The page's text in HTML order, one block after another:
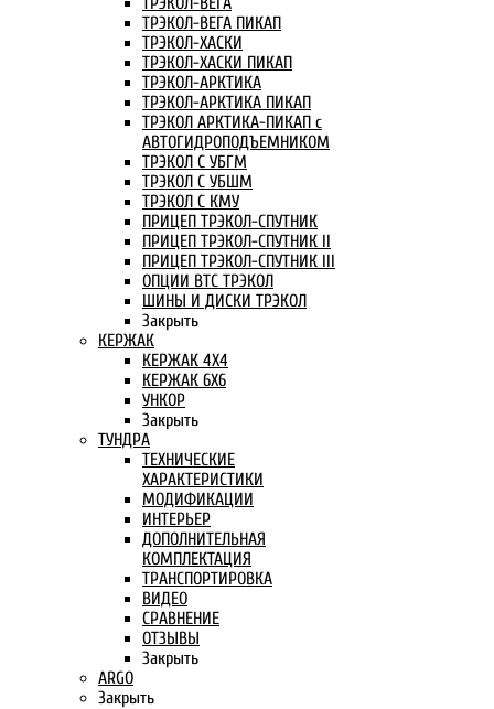
ТРЭКОЛ-ВЕГА ПИКАП
ТРЭКОЛ-ХАСКИ
ТРЭКОЛ-ХАСКИ ПИКАП
ТРЭКОЛ-АРКТИКА
ТРЭКОЛ-АРКТИКА ПИКАП
ТРЭКОЛ АРКТИКА-ПИКАП с
АВТОГИДРОПОДЪЕМНИКОМ
ТРЭКОЛ С УБГМ
ТРЭКОЛ С УБШМ
ТРЭКОЛ С КМУ
ПРИЦЕП ТРЭКОЛ-СПУТНИК
ПРИЦЕП ТРЭКОЛ-СПУТНИК II
ПРИЦЕП ТРЭКОЛ-СПУТНИК III
ОПЦИИ ВТС ТРЭКОЛ
ШИНЫ И ДИСКИ ТРЭКОЛ
Закрыть
КЕРЖАК
КЕРЖАК 4Х4
КЕРЖАК 6Х6
УНКОР
Закрыть
ТУНДРА
ТЕХНИЧЕСКИЕ
ХАРАКТЕРИСТИКИ
МОДИФИКАЦИИ
ИНТЕРЬЕР
ДОПОЛНИТЕЛЬНАЯ
КОМПЛЕКТАЦИЯ
ТРАНСПОРТИРОВКА
ВИДЕО
СРАВНЕНИЕ
ОТЗЫВЫ
Закрыть
ARGO
Закрыть